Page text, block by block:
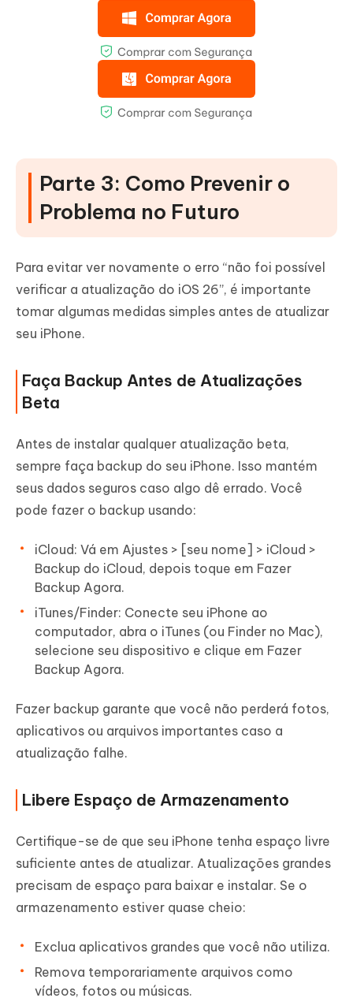
Parte 3: Como Prevenir o
Problema no Futuro
Para evitar ver novamente o erro “não foi possível
verificar a atualização do iOS 26”, é importante
tomar algumas medidas simples antes de atualizar
seu iPhone.
Faça Backup Antes de Atualizações
Beta
Antes de instalar qualquer atualização beta,
sempre faça backup do seu iPhone. Isso mantém
seus dados seguros caso algo dê errado. Você
pode fazer o backup usando:
iCloud: Vá em Ajustes > [seu nome] > iCloud >
Backup do iCloud, depois toque em Fazer
Backup Agora.
iTunes/Finder: Conecte seu iPhone ao
computador, abra o iTunes (ou Finder no Mac),
selecione seu dispositivo e clique em Fazer
Backup Agora.
Fazer backup garante que você não perderá fotos,
aplicativos ou arquivos importantes caso a
atualização falhe.
Libere Espaço de Armazenamento
Certifique-se de que seu iPhone tenha espaço livre
suficiente antes de atualizar. Atualizações grandes
precisam de espaço para baixar e instalar. Se o
armazenamento estiver quase cheio:
Exclua aplicativos grandes que você não utiliza.
Remova temporariamente arquivos como
vídeos, fotos ou músicas.